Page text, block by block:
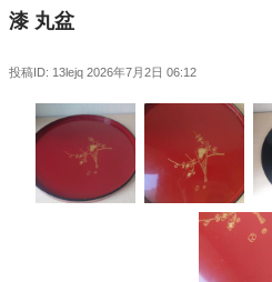
漆 丸盆
投稿ID: 13lejq 2026年7月2日 06:12